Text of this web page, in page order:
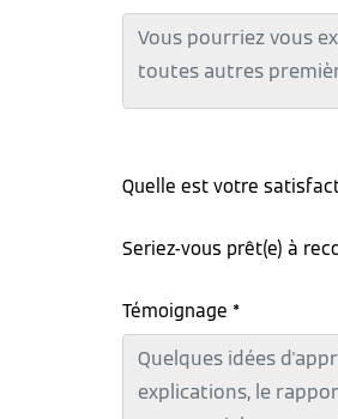
Quelle est votre
Seriez-vous prêt(e) à
Témoignage *